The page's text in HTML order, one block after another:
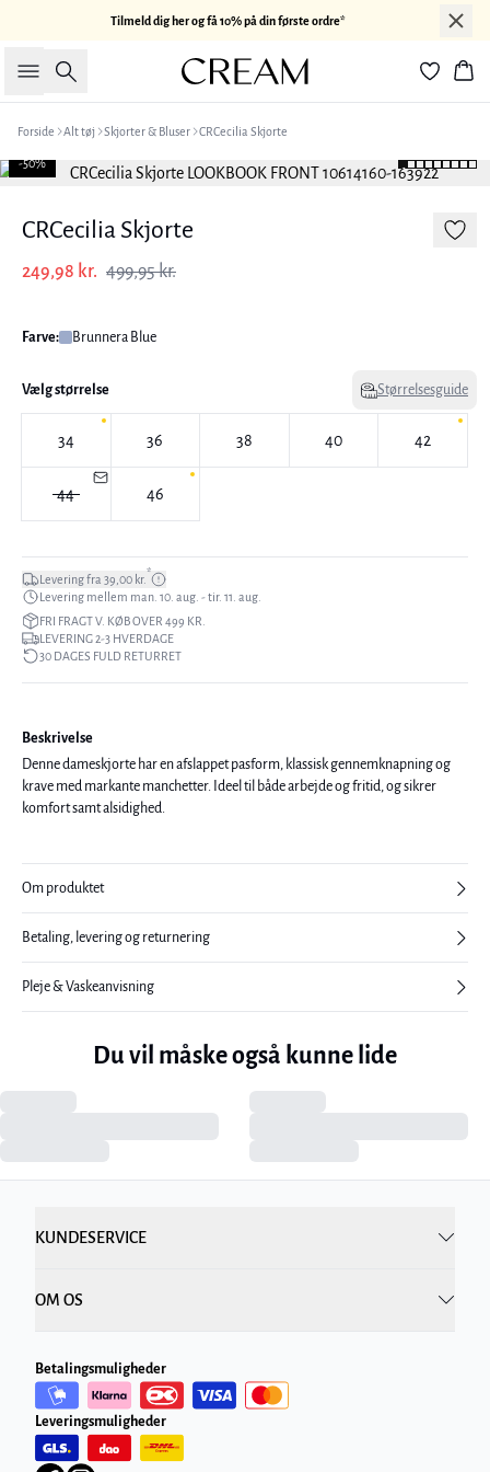
Tilmeld dig her og få 10% på din første ordre*
Søg
Forside Alt tøj Skjorter & Bluser CRCecilia Skjorte
-50%
CRCecilia Skjorte
249,98 kr. 499,95 kr.
Farve: Brunnera Blue
Vælg størrelse Størrelsesguide
34 36 38 40 42
44 46
Levering fra 39,00 kr.*
Levering mellem man. 10. aug. - tir. 11. aug.
FRI FRAGT V. KØB OVER 499 KR.
LEVERING 2-3 HVERDAGE
30 DAGES FULD RETURRET
Beskrivelse
Denne dameskjorte har en afslappet pasform, klassisk gennemknapning og
krave med markante manchetter. Ideel til både arbejde og fritid, og sikrer
komfort samt alsidighed.
Om produktet
Betaling, levering og returnering
Pleje & Vaskeanvisning
Du vil måske også kunne lide
KUNDESERVICE
OM OS
Betalingsmuligheder
Leveringsmuligheder